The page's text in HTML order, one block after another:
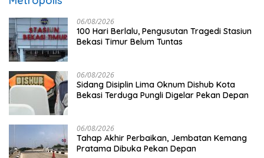
06/08/2026
100 Hari Berlalu, Pengusutan Tragedi Stasiun
Bekasi Timur Belum Tuntas
06/08/2026
Sidang Disiplin Lima Oknum Dishub Kota
Bekasi Terduga Pungli Digelar Pekan Depan
06/08/2026
Tahap Akhir Perbaikan, Jembatan Kemang
Pratama Dibuka Pekan Depan